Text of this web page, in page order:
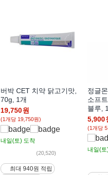
버박 CET 치약 닭고기맛,
70g, 1개
19,750원
(1개당 19,750원)
내일(토) 도착
(20,520)
최대 940원 적립
정글
소프
블루,
5,900
(1개당
내일(